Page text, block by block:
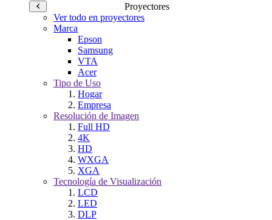
Proyectores
Ver todo en proyectores
Marca
Epson
Samsung
VTA
Acer
Tipo de Uso
Hogar
Empresa
Resolución de Imagen
Full HD
4K
HD
WXGA
XGA
Tecnología de Visualización
LCD
LED
DLP